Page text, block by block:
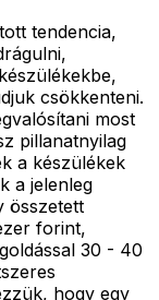
tendencia,
csökkenteni.
most
pillanatnyilag
a készülékek
a jelenleg
összetett
forint,
30 - 40
hogy egy